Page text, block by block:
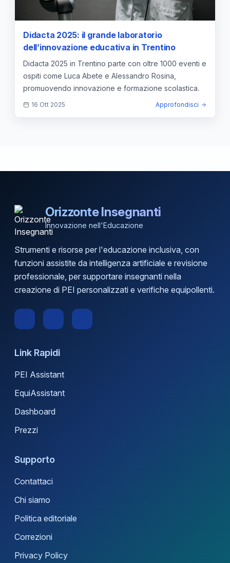
Didacta 2025: il grande laboratorio
dell’innovazione educativa in Trentino
Didacta 2025 in Trentino parte con oltre 1000 eventi e
ospiti come Luca Abete e Alessandro Rosina,
promuovendo innovazione e formazione scolastica.
16 Ott 2025 Approfondisci
Orizzonte Insegnanti
Innovazione nell'Educazione
Strumenti e risorse per l'educazione inclusiva, con
funzioni assistite da intelligenza artificiale e revisione
professionale, per supportare insegnanti nella
creazione di PEI personalizzati e verifiche equipollenti.
Link Rapidi
PEI Assistant
EquiAssistant
Dashboard
Prezzi
Supporto
Contattaci
Chi siamo
Politica editoriale
Correzioni
Privacy Policy